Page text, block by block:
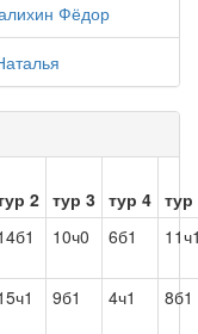
Фёдор
2 тур 3 тур 4 тур
10ч0 6б1
9б1 4ч1 8б1